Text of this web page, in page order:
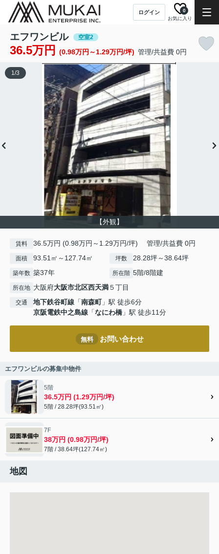
ログイン
お気に入り
0
エフワンビル 空室2
36.5万円 (0.98万円～1.29万円/坪) 管理/共益費 0円
【外観】
1/3
賃料 36.5万円 (0.98万円～1.29万円/坪) 管理/共益費 0円
面積 93.51㎡～127.74㎡ 坪数 28.28坪～38.64坪
築年数 築37年 所在階 5階/8階建
所在地 大阪府大阪市北区西天満５丁目
交通 地下鉄谷町線 「南森町」駅 徒歩6分
京阪電鉄中之島線 「なにわ橋 」駅 徒歩11分
無料 お問い合わせ
エフワンビルの募集中物件
5階
36.5万円 (1.29万円/坪)
5階 / 28.28坪(93.51㎡)
7F
38万円 (0.98万円/坪)
7階 / 38.64坪(127.74㎡)
地図